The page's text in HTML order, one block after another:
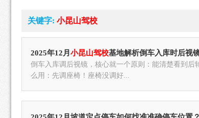
关键字: 小昆山驾校
2025年12月小昆山驾校基地解析倒车入库时后视
倒车入库调后视镜，核心就一个原则：能清楚看到
么用：先调座椅！座椅没调好...